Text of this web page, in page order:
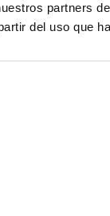
partners
del uso que